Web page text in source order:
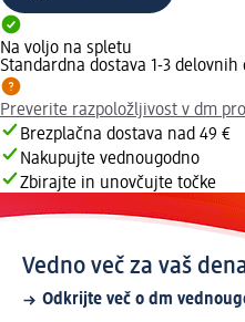
Na voljo na spletu
Standardna dostava 1-3 delovnih
Preverite razpoložljivost v dm
Brezplačna dostava nad 49 €
Nakupujte vednougodno
Zbirajte in unovčujte točke
Vedno več za vaš
Odkrijte več o dm